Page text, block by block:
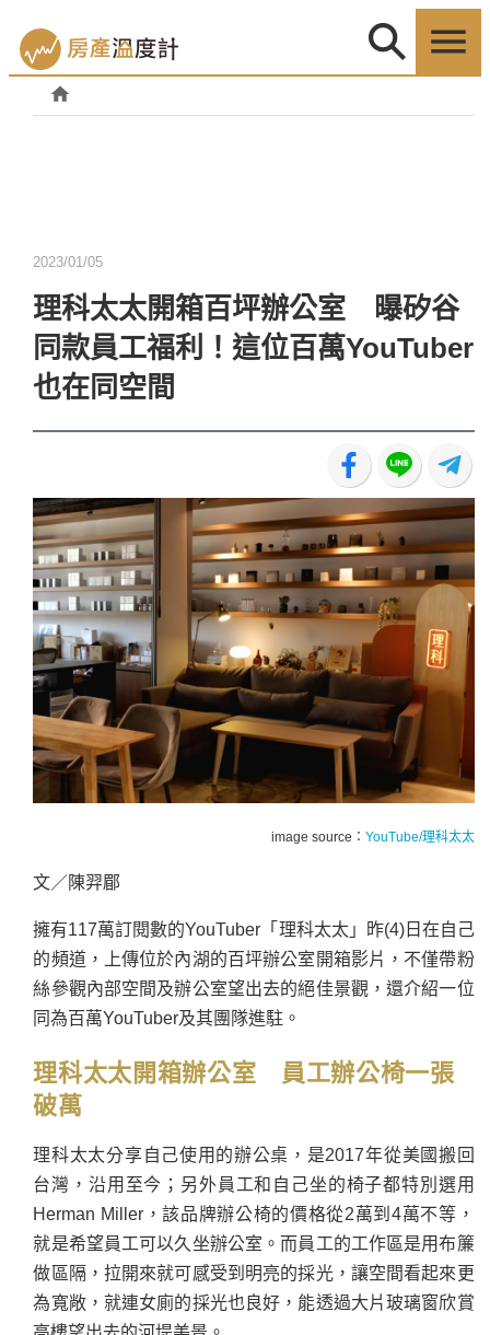
2023/01/05
理科太太開箱百坪辦公室 曝矽谷
同款員工福利！這位百萬YouTuber
也在同空間
image source： YouTube/理科太太
文／陳羿郿
擁有117萬訂閱數的YouTuber「理科太太」昨(4)日在自己
的頻道，上傳位於內湖的百坪辦公室開箱影片，不僅帶粉
絲參觀內部空間及辦公室望出去的絕佳景觀，還介紹一位
同為百萬YouTuber及其團隊進駐。
理科太太開箱辦公室 員工辦公椅一張
破萬
理科太太分享自己使用的辦公桌，是2017年從美國搬回
台灣，沿用至今；另外員工和自己坐的椅子都特別選用
Herman Miller，該品牌辦公椅的價格從2萬到4萬不等，
就是希望員工可以久坐辦公室。而員工的工作區是用布簾
做區隔，拉開來就可感受到明亮的採光，讓空間看起來更
為寬敞，就連女廁的採光也良好，能透過大片玻璃窗欣賞